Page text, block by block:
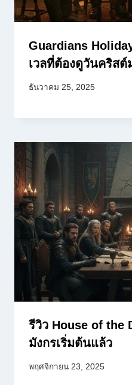
Guardians
เวลที่ต้องดูวันคริสต์
ธันวาคม 25, 2025
รีวิว House of the
มังกรเริ่มต้นแล้ว
พฤศจิกายน 23, 2025